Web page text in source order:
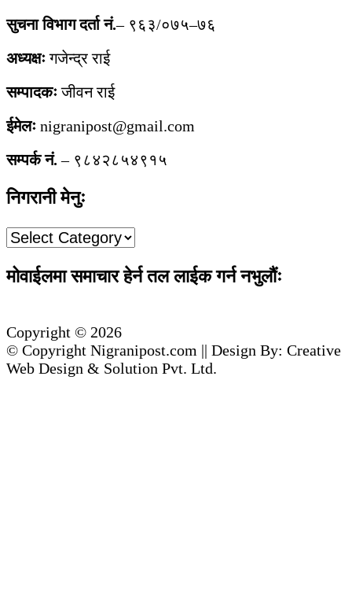
सुचना विभाग दर्ता नं.– ९६३/०७५–७६
अध्यक्षःगजेन्द्र राई
सम्पादकःजीवन राई
ईमेलः nigranipost@gmail.com
सम्पर्क नं.– ९८४२८५४९१५
निगरानी मेनुः
निगरानी
मेनुः
मोवाईलमा समाचार हेर्न तल लाईक गर्न नभुलौंः
Copyright © 2026
© Copyright Nigranipost.com || Design By: Creative
Web Design & Solution Pvt. Ltd.